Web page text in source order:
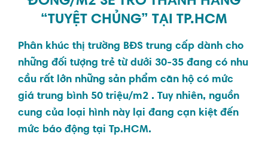
“TUYỆT CHỦNG” TẠI TP.HCM
Phân khúc thị trường BĐS trung cấp dành cho
những đối tượng trẻ từ dưới 30-35 đang có nhu
cầu rất lớn những sản phẩm căn hộ có mức
giá trung bình 50 triệu/m2 . Tuy nhiên, nguồn
cung của loại hình này lại đang cạn kiệt đến
mức báo động tại Tp.HCM.